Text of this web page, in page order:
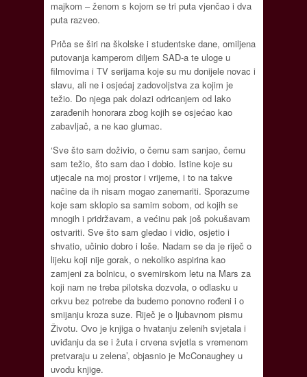
majkom – ženom s kojom se tri puta vjenčao i dva
puta razveo.
Priča se širi na školske i studentske dane, omiljena
putovanja kamperom diljem SAD-a te uloge u
filmovima i TV serijama koje su mu donijele novac i
slavu, ali ne i osjećaj zadovoljstva za kojim je
težio. Do njega pak dolazi odricanjem od lako
zarađenih honorara zbog kojih se osjećao kao
zabavljač, a ne kao glumac.
‘Sve što sam doživio, o čemu sam sanjao, čemu
sam težio, što sam dao i dobio. Istine koje su
utjecale na moj prostor i vrijeme, i to na takve
načine da ih nisam mogao zanemariti. Sporazume
koje sam sklopio sa samim sobom, od kojih se
mnogih i pridržavam, a većinu pak još pokušavam
ostvariti. Sve što sam gledao i vidio, osjetio i
shvatio, učinio dobro i loše. Nadam se da je riječ o
lijeku koji nije gorak, o nekoliko aspirina kao
zamjeni za bolnicu, o svemirskom letu na Mars za
koji nam ne treba pilotska dozvola, o odlasku u
crkvu bez potrebe da budemo ponovno rođeni i o
smijanju kroza suze. Riječ je o ljubavnom pismu
Životu. Ovo je knjiga o hvatanju zelenih svjetala i
uviđanju da se i žuta i crvena svjetla s vremenom
pretvaraju u zelena’, objasnio je McConaughey u
uvodu knjige.